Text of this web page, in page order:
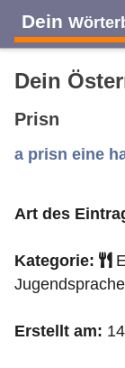
Dein
A B C
J K L
S T U
Dein
Prisn
a prisn eine
Art des
Kategorie:
Jugendsprache
Erstellt am: